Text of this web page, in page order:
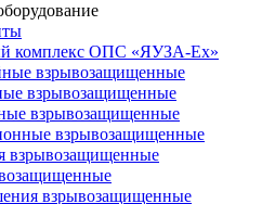
комплекс ОПС «ЯУЗА-Ех»
взрывозащищенные
взрывозащищенные
взрывозащищенные
взрывозащищенные
взрывозащищенные
взрывозащищенные